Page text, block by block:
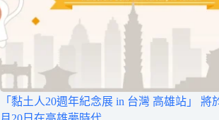
「黏土人20週年紀念展 in 台灣 高雄站」 將